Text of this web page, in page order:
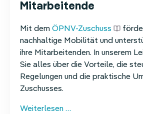
Mitarbeitende
Mit dem ÖPNV-Zuschuss
nachhaltige Mobilität und
ihre Mitarbeitenden. In unserem
Sie alles über die Vorteile, die
Regelungen und die praktische
Zuschusses.
Weiterlesen …